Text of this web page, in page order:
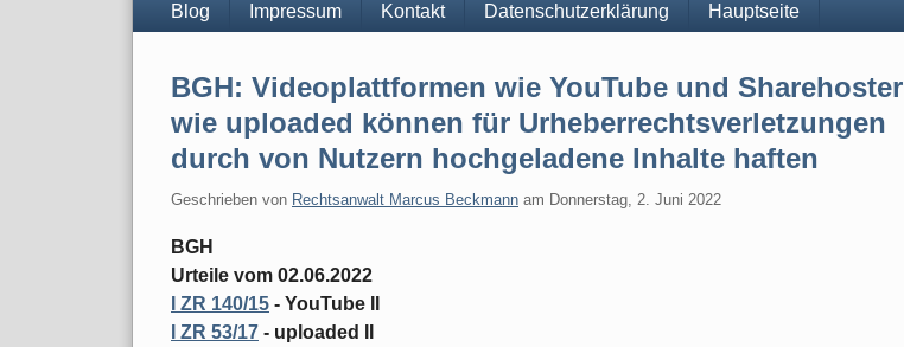
Blog Impressum Kontakt Datenschutzerklärung Hauptseite
BGH: Videoplattformen wie YouTube und Sharehoster
wie uploaded können für Urheberrechtsverletzungen
durch von Nutzern hochgeladene Inhalte haften
Geschrieben von Rechtsanwalt Marcus Beckmann am Donnerstag, 2. Juni 2022
BGH
Urteile vom 02.06.2022
I ZR 140/15 - YouTube II
I ZR 53/17 - uploaded II